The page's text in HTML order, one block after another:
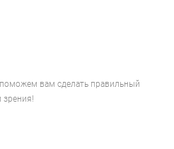
вам сделать правильный
зрения!